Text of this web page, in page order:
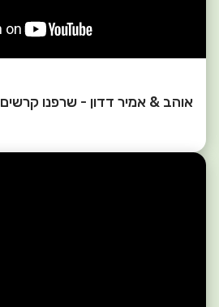
אוהב & אמיר דדון - שרפנו קרשים